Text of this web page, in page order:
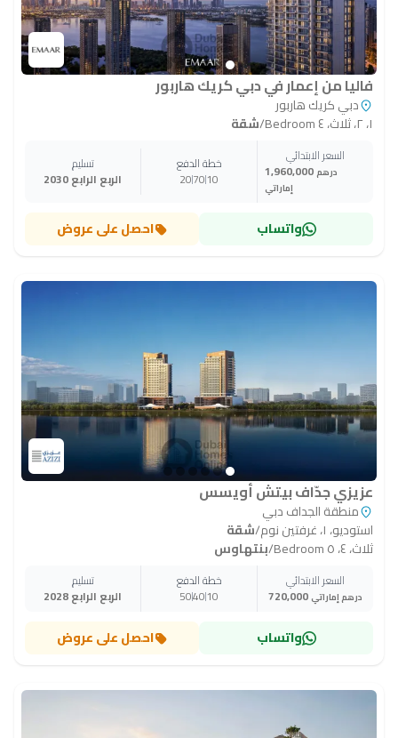
فاليا من إعمار في دبي كريك هاربور
دبي كريك هاربور
١، ٢، ثلاث، ٤ Bedroom
/شقة
السعر الابتدائي
1,960,000 درهم
إماراتي
خطة الدفع
10
70
20
تسليم
الربع الرابع 2030
واتساب احصل على عروض
عزيزي جدّاف بيتش أويسس
منطقة الجداف دبي
استوديو، ١، غرفتين نوم
/شقة
ثلاث، ٤، ٥ Bedroom
/بنتهاوس
السعر الابتدائي
720,000درهم إماراتي
خطة الدفع
10
40
50
تسليم
الربع الرابع 2028
واتساب احصل على عروض